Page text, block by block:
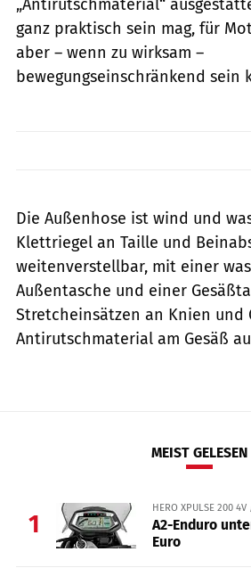
„Antirutschmaterial“
ganz praktisch sein mag, für
aber – wenn zu wirksam –
bewegungseinschränkend sein
Die Außenhose ist wind und
Klettriegel an Taille und
weitenverstellbar, mit einer
Außentasche und einer
Stretcheinsätzen an Knien und
Antirutschmaterial am Gesäß
MEIST GELESEN
1
HERO XPULSE 200
A2-Enduro
Euro